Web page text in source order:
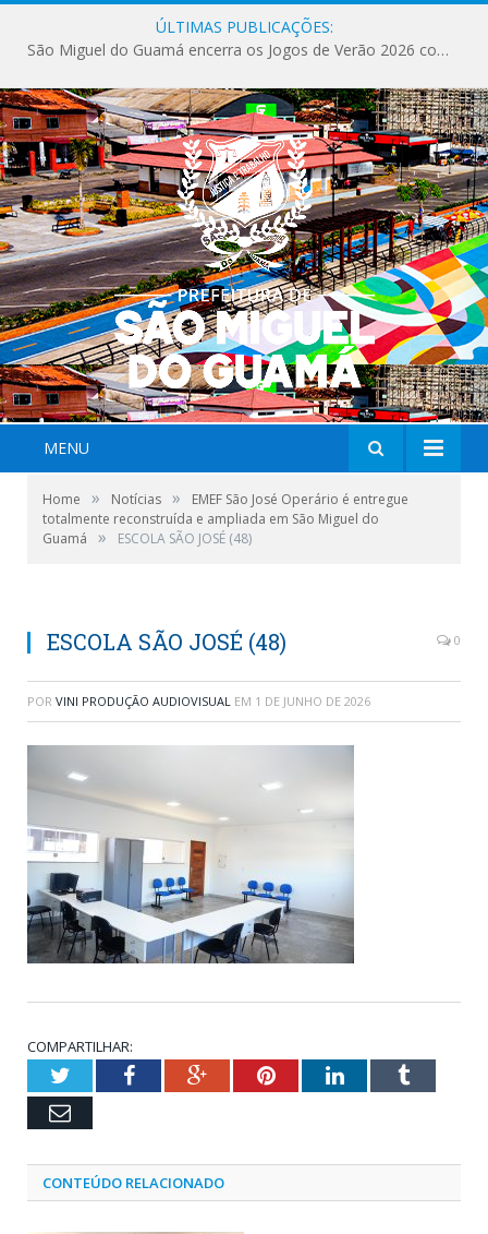
ÚLTIMAS PUBLICAÇÕES:
São Miguel do Guamá encerra os Jogos de Verão 2026 com sucesso de público e competições.
MENU
Home » Notícias »
EMEF São José Operário é entregue
totalmente reconstruída e ampliada em São Miguel do
Guamá
» ESCOLA SÃO JOSÉ (48)
ESCOLA SÃO JOSÉ (48) 0
POR VINI PRODUÇÃO AUDIOVISUAL EM 1 DE JUNHO DE 2026
COMPARTILHAR:
TwitterFacebookGoogle+PinterestLinkedInTumblr
Email
CONTEÚDO RELACIONADO